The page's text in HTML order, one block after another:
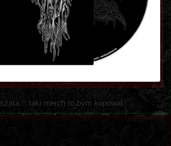
taki merch to bym kupował